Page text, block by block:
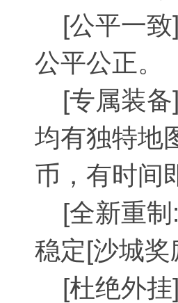
[公平一致
公平公正。
[专属装备
均有独特地
币，有时间
[全新重制:
稳定[沙城
[杜绝外挂